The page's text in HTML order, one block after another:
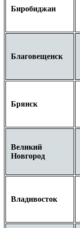
Биробиджан
Благовещенск
Брянск
Великий
Новгород
Владивосток